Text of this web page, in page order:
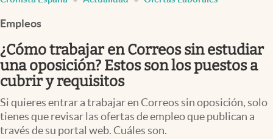
España
Empleos
¿Cómo trabajar en Correos sin estudiar
una oposición? Estos son los puestos a
cubrir y requisitos
Si quieres entrar a trabajar en Correos sin oposición, solo
tienes que revisar las ofertas de empleo que publican a
través de su portal web. Cuáles son.